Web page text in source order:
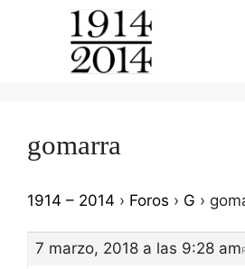
gomarra
1914 – 2014 › Foros › G ›
7 marzo, 2018 a las 9:28 am